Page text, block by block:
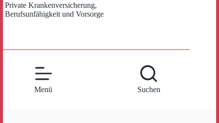
Private Krankenversicherung,
Berufsunfähigkeit und Vorsorge
Menü Suchen